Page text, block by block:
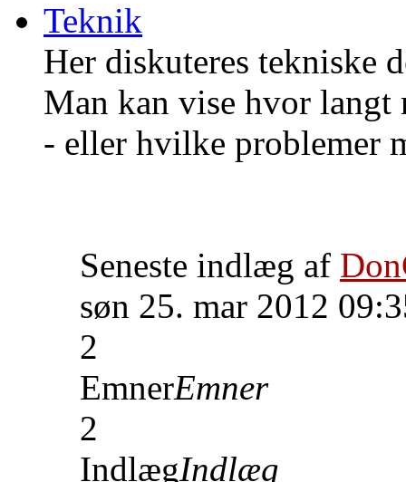
Teknik
Her diskuteres tekniske
Man kan vise hvor langt
- eller hvilke problemer
Seneste indlæg af
søn 25. mar 2012
2
EmnerEmner
2
IndlægIndlæg